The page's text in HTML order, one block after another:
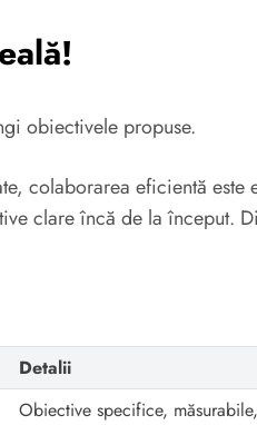
obiectivele propuse.
colaborarea eficientă este
clare încă de la început.
Detalii
Obiective specifice,